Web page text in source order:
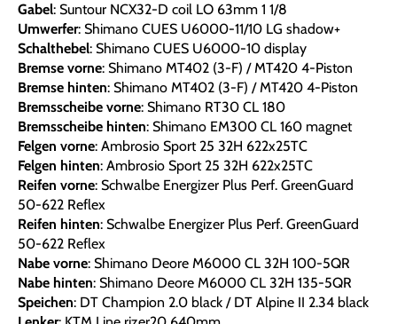
Gabel: Suntour NCX32-D coil LO 63mm 1 1/8
Umwerfer: Shimano CUES U6000-11/10 LG shadow+
Schalthebel: Shimano CUES U6000-10 display
Bremse vorne: Shimano MT402 (3-F) / MT420 4-Piston
Bremse hinten: Shimano MT402 (3-F) / MT420 4-Piston
Bremsscheibe vorne: Shimano RT30 CL 180
Bremsscheibe hinten: Shimano EM300 CL 160 magnet
Felgen vorne: Ambrosio Sport 25 32H 622x25TC
Felgen hinten: Ambrosio Sport 25 32H 622x25TC
Reifen vorne: Schwalbe Energizer Plus Perf. GreenGuard
50-622 Reflex
Reifen hinten: Schwalbe Energizer Plus Perf. GreenGuard
50-622 Reflex
Nabe vorne: Shimano Deore M6000 CL 32H 100-5QR
Nabe hinten: Shimano Deore M6000 CL 32H 135-5QR
Speichen: DT Champion 2.0 black / DT Alpine II 2.34 black